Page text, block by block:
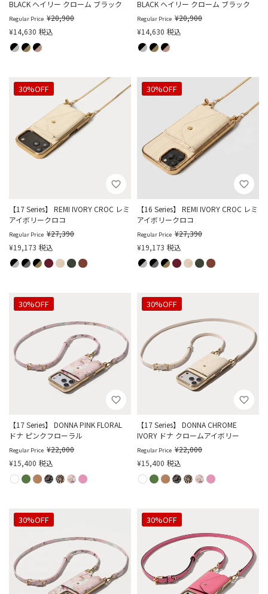
BLACK ヘイリー クローム ブラック
Regular Price ¥20,900
¥14,630 税込
BLACK ヘイリー クローム ブラック
Regular Price ¥20,900
¥14,630 税込
【17 Series】 REMI IVORY CROC レミ
アイボリークロコ
30%OFF
Regular Price ¥27,390
¥19,173 税込
【16 Series】 REMI IVORY CROC レミ
アイボリークロコ
30%OFF
Regular Price ¥27,390
¥19,173 税込
【17 Series】 DONNA PINK FLORAL
ドナ ピンクフローラル
30%OFF
Regular Price ¥22,000
¥15,400 税込
【17 Series】 DONNA CHROME
IVORY ドナ クロームアイボリー
30%OFF
Regular Price ¥22,000
¥15,400 税込
30%OFF 30%OFF